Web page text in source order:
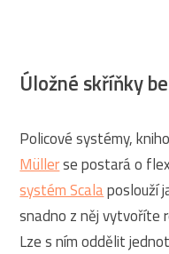
Úložné skříňky
Policové systémy,
Müllerse postará o
systém Scalaposlouží
snadno z něj vytvoříte
Lze s ním oddělit